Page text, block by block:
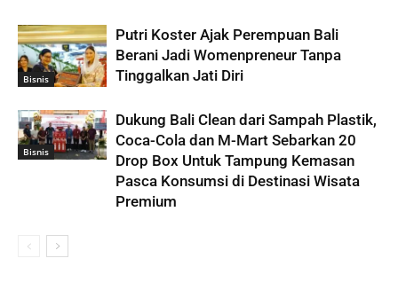
Bisnis
Putri Koster Ajak Perempuan Bali
Berani Jadi Womenpreneur Tanpa
Tinggalkan Jati Diri
Bisnis
Dukung Bali Clean dari Sampah Plastik,
Coca-Cola dan M-Mart Sebarkan 20
Drop Box Untuk Tampung Kemasan
Pasca Konsumsi di Destinasi Wisata
Premium